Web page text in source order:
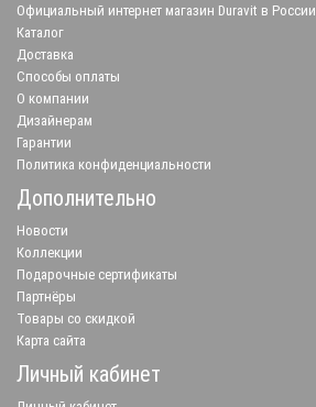
Официальный интернет магазин Duravit в России
Каталог
Доставка
Способы оплаты
О компании
Дизайнерам
Гарантии
Политика конфиденциальности
Дополнительно
Новости
Коллекции
Подарочные сертификаты
Партнёры
Товары со скидкой
Карта сайта
Личный кабинет